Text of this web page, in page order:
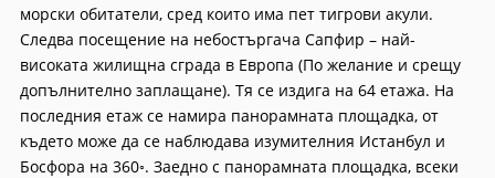
морски обитатели, сред които има пет тигрови акули.
Следва посещение на небостъргача Сапфир – най-
високата жилищна сграда в Европа (По желание и срещу
допълнително заплащане). Тя се издига на 64 етажа. На
последния етаж се намира панорамната площадка, от
където може да се наблюдава изумителния Истанбул и
Босфора на 360◦. Заедно с панорамната площадка, всеки